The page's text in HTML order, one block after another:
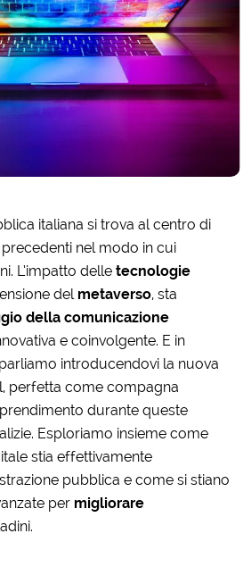
italiana si trova al centro di
nel modo in cui
L’impatto delletecnologie
del metaverso, sta
della comunicazione
e coinvolgente. E in
introducendovi la nuova
perfetta come compagna
durante queste
Esploriamo insieme come
stia effettivamente
pubblica e come si stiano
per migliorare